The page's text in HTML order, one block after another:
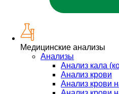
Медицинские анализы
Анализы
Анализ кала
Анализ крови
Анализ крови